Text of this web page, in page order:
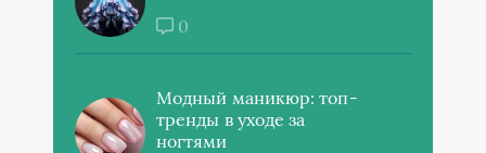
0
Модный маникюр: топ-
тренды в уходе за
ногтями